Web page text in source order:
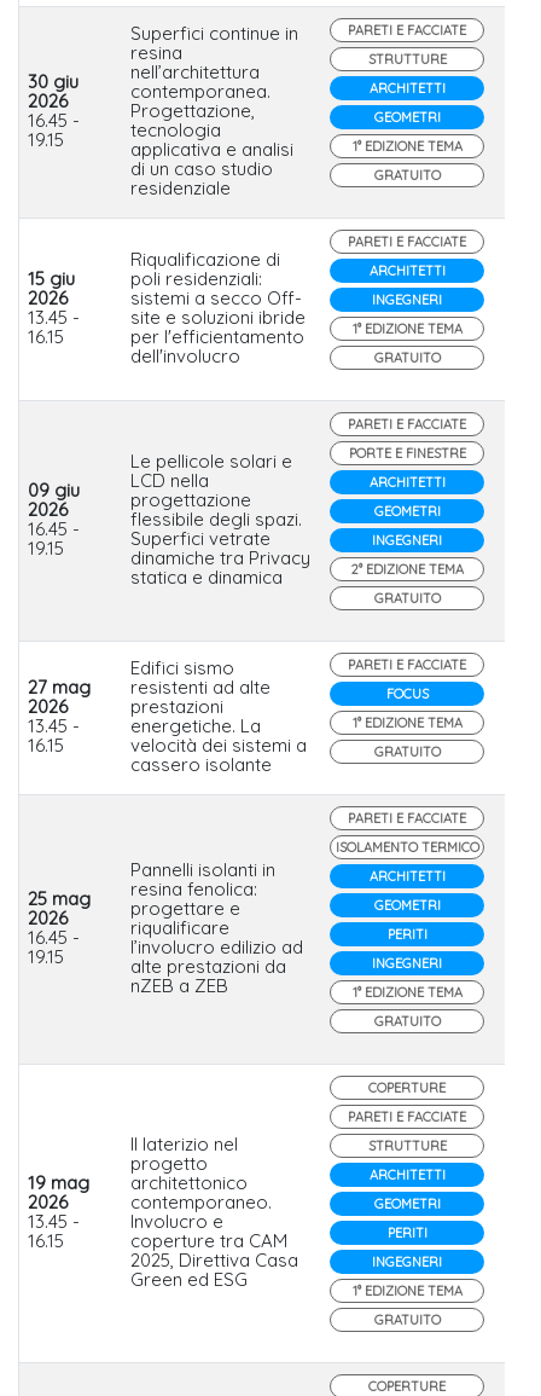
30 giu
2026
16.45 -
19.15
Superfici continue in
resina
nell’architettura
contemporanea.
Progettazione,
tecnologia
applicativa e analisi
di un caso studio
residenziale
PARETI E FACCIATE
STRUTTURE
ARCHITETTI
GEOMETRI
1° EDIZIONE TEMA
GRATUITO
15 giu
2026
13.45 -
16.15
Riqualificazione di
poli residenziali:
sistemi a secco Off-
site e soluzioni ibride
per l'efficientamento
dell'involucro
PARETI E FACCIATE
ARCHITETTI
INGEGNERI
1° EDIZIONE TEMA
GRATUITO
09 giu
2026
16.45 -
19.15
Le pellicole solari e
LCD nella
progettazione
flessibile degli spazi.
Superfici vetrate
dinamiche tra Privacy
statica e dinamica
PARETI E FACCIATE
PORTE E FINESTRE
ARCHITETTI
GEOMETRI
INGEGNERI
2° EDIZIONE TEMA
GRATUITO
27 mag
2026
13.45 -
16.15
Edifici sismo
resistenti ad alte
prestazioni
energetiche. La
velocità dei sistemi a
cassero isolante
PARETI E FACCIATE
FOCUS
1° EDIZIONE TEMA
GRATUITO
25 mag
2026
16.45 -
19.15
Pannelli isolanti in
resina fenolica:
progettare e
riqualificare
l’involucro edilizio ad
alte prestazioni da
nZEB a ZEB
PARETI E FACCIATE
ISOLAMENTO TERMICO
ARCHITETTI
GEOMETRI
PERITI
INGEGNERI
1° EDIZIONE TEMA
GRATUITO
19 mag
2026
13.45 -
16.15
Il laterizio nel
progetto
architettonico
contemporaneo.
Involucro e
coperture tra CAM
2025, Direttiva Casa
Green ed ESG
COPERTURE
PARETI E FACCIATE
STRUTTURE
ARCHITETTI
GEOMETRI
PERITI
INGEGNERI
1° EDIZIONE TEMA
GRATUITO
COPERTURE